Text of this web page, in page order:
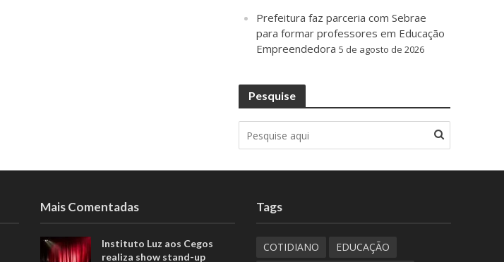
Prefeitura faz parceria com Sebrae
para formar professores em Educação
Empreendedora 5 de agosto de 2026
Pesquise
Mais Comentadas
Instituto Luz aos Cegos
realiza show stand-up
Tags
COTIDIANO EDUCAÇÃO